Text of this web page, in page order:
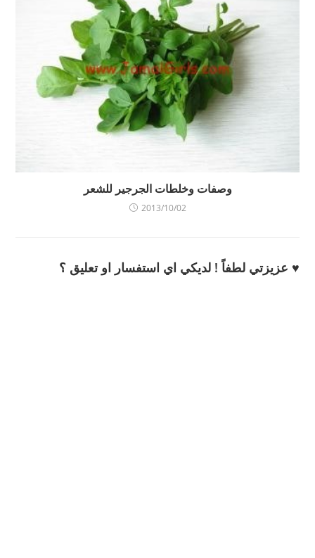
وصفات وخلطات الجرجير للشعر
2013/10/02
♥ عزيزتي لطفاً ! لديكي اي استفسار او تعليق ؟